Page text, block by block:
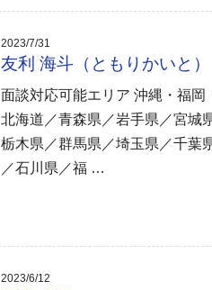
2023/7/31
友利 海斗（ともりかいと）
面談対応可能エリア 沖縄・福
北海道／青森県／岩手県／宮城
栃木県／群馬県／埼玉県／千葉
／石川県／福 …
2023/6/12